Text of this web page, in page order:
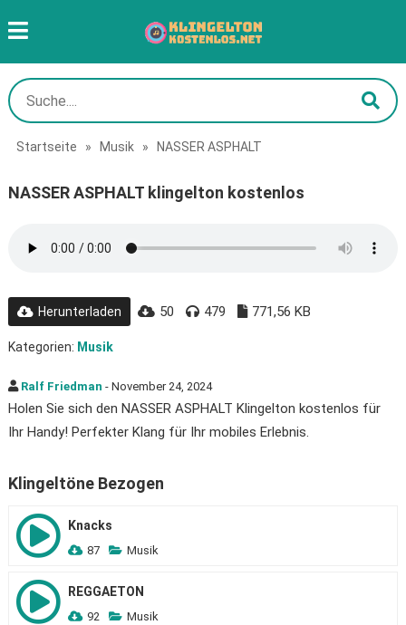
Startseite » Musik » NASSER ASPHALT
NASSER ASPHALT klingelton kostenlos
Herunterladen 50 479 771,56 KB
Kategorien: Musik
Ralf Friedman - November 24, 2024
Holen Sie sich den NASSER ASPHALT Klingelton kostenlos für
Ihr Handy! Perfekter Klang für Ihr mobiles Erlebnis.
Klingeltöne Bezogen
Knacks
87 Musik
REGGAETON
92 Musik